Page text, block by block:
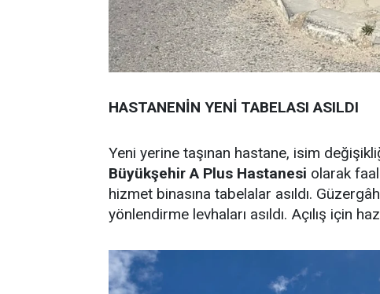
HASTANENİN YENİ TABELASI ASILDI
Yeni yerine taşınan hastane, isim
Büyükşehir A Plus Hastanesi olarak
hizmet binasına tabelalar asıldı.
yönlendirme levhaları asıldı. Açılış için